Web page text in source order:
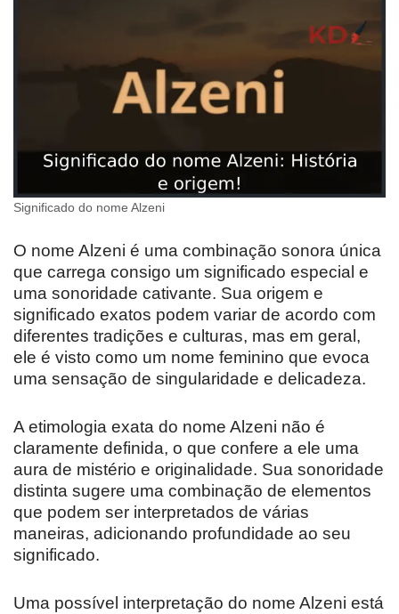
Significado do nome Alzeni
O nome Alzeni é uma combinação sonora única
que carrega consigo um significado especial e
uma sonoridade cativante. Sua origem e
significado exatos podem variar de acordo com
diferentes tradições e culturas, mas em geral,
ele é visto como um nome feminino que evoca
uma sensação de singularidade e delicadeza.
A etimologia exata do nome Alzeni não é
claramente definida, o que confere a ele uma
aura de mistério e originalidade. Sua sonoridade
distinta sugere uma combinação de elementos
que podem ser interpretados de várias
maneiras, adicionando profundidade ao seu
significado.
Uma possível interpretação do nome Alzeni está